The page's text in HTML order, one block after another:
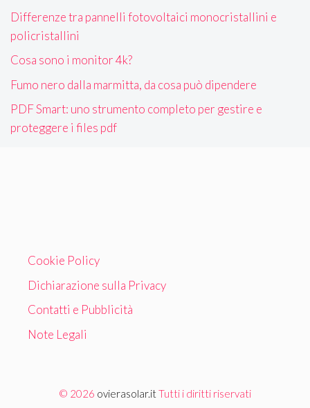
Differenze tra pannelli fotovoltaici monocristallini e
policristallini
Cosa sono i monitor 4k?
Fumo nero dalla marmitta, da cosa può dipendere
PDF Smart: uno strumento completo per gestire e
proteggere i files pdf
Cookie Policy
Dichiarazione sulla Privacy
Contatti e Pubblicità
Note Legali
© 2026 ovierasolar.itTutti i diritti riservati